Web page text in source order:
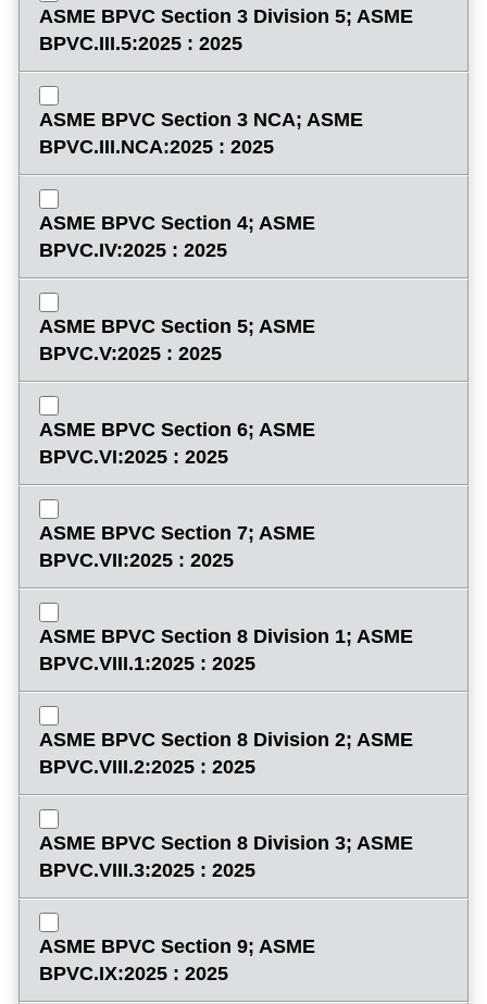
ASME BPVC Section 3 Division 5; ASME
BPVC.III.5:2025 : 2025
ASME BPVC Section 3 NCA; ASME
BPVC.III.NCA:2025 : 2025
ASME BPVC Section 4; ASME
BPVC.IV:2025 : 2025
ASME BPVC Section 5; ASME
BPVC.V:2025 : 2025
ASME BPVC Section 6; ASME
BPVC.VI:2025 : 2025
ASME BPVC Section 7; ASME
BPVC.VII:2025 : 2025
ASME BPVC Section 8 Division 1; ASME
BPVC.VIII.1:2025 : 2025
ASME BPVC Section 8 Division 2; ASME
BPVC.VIII.2:2025 : 2025
ASME BPVC Section 8 Division 3; ASME
BPVC.VIII.3:2025 : 2025
ASME BPVC Section 9; ASME
BPVC.IX:2025 : 2025